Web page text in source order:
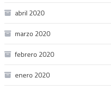
abril 2020
marzo 2020
febrero 2020
enero 2020